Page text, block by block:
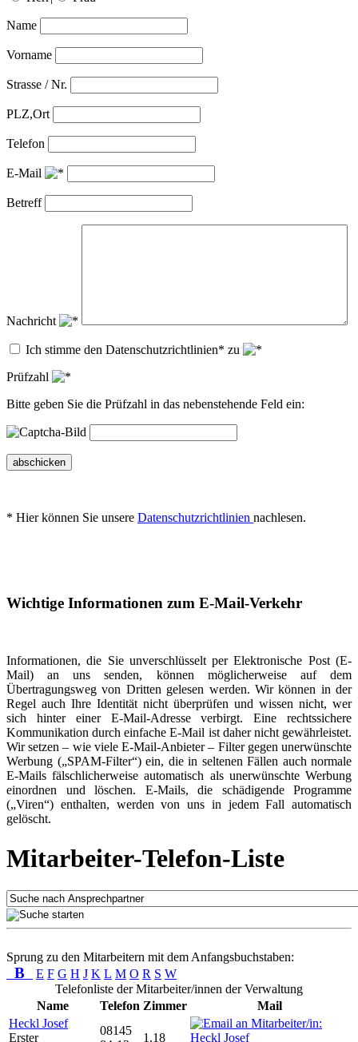
Name
Vorname
Strasse / Nr.
PLZ,Ort
Telefon
E-Mail
Betreff
Nachricht
Ich stimme den Datenschutzrichtlinien* zu
Prüfzahl
Bitte geben Sie die Prüfzahl in das nebenstehende Feld ein:
abschicken
* Hier können Sie unsere Datenschutzrichtlinien nachlesen.
Wichtige Informationen zum E-Mail-Verkehr
Informationen, die Sie unverschlüsselt per Elektronische Post (E-
Mail) an uns senden, können möglicherweise auf dem
Übertragungsweg von Dritten gelesen werden. Wir können in der
Regel auch Ihre Identität nicht überprüfen und wissen nicht, wer
sich hinter einer E-Mail-Adresse verbirgt. Eine rechtssichere
Kommunikation durch einfache E-Mail ist daher nicht gewährleistet.
Wir setzen – wie viele E-Mail-Anbieter – Filter gegen unerwünschte
Werbung („SPAM-Filter“) ein, die in seltenen Fällen auch normale
E-Mails fälschlicherweise automatisch als unerwünschte Werbung
einordnen und löschen. E-Mails, die schädigende Programme
(„Viren“) enthalten, werden von uns in jedem Fall automatisch
gelöscht.
Mitarbeiter-Telefon-Liste
Sprung zu den Mitarbeitern mit dem Anfangsbuchstaben:
B E F G H J K L M O R S W
Telefonliste der Mitarbeiter/innen der Verwaltung
Name
Telefon Zimmer
Mail
Heckl Josef
Erster
08145
1.18